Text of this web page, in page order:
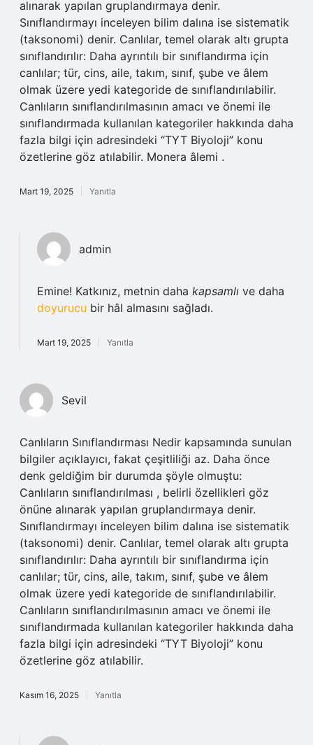
alınarak yapılan gruplandırmaya denir.
Sınıflandırmayı inceleyen bilim dalına ise sistematik
(taksonomi) denir. Canlılar, temel olarak altı grupta
sınıflandırılır: Daha ayrıntılı bir sınıflandırma için
canlılar; tür, cins, aile, takım, sınıf, şube ve âlem
olmak üzere yedi kategoride de sınıflandırılabilir.
Canlıların sınıflandırılmasının amacı ve önemi ile
sınıflandırmada kullanılan kategoriler hakkında daha
fazla bilgi için adresindeki “TYT Biyoloji” konu
özetlerine göz atılabilir. Monera âlemi .
Mart 19, 2025 Yanıtla
admin
Emine! Katkınız, metnin daha kapsamlı ve daha
doyurucu bir hâl almasını sağladı.
Mart 19, 2025 Yanıtla
Sevil
Canlıların Sınıflandırması Nedir kapsamında sunulan
bilgiler açıklayıcı, fakat çeşitliliği az. Daha önce
denk geldiğim bir durumda şöyle olmuştu:
Canlıların sınıflandırılması , belirli özellikleri göz
önüne alınarak yapılan gruplandırmaya denir.
Sınıflandırmayı inceleyen bilim dalına ise sistematik
(taksonomi) denir. Canlılar, temel olarak altı grupta
sınıflandırılır: Daha ayrıntılı bir sınıflandırma için
canlılar; tür, cins, aile, takım, sınıf, şube ve âlem
olmak üzere yedi kategoride de sınıflandırılabilir.
Canlıların sınıflandırılmasının amacı ve önemi ile
sınıflandırmada kullanılan kategoriler hakkında daha
fazla bilgi için adresindeki “TYT Biyoloji” konu
özetlerine göz atılabilir.
Kasım 16, 2025 Yanıtla